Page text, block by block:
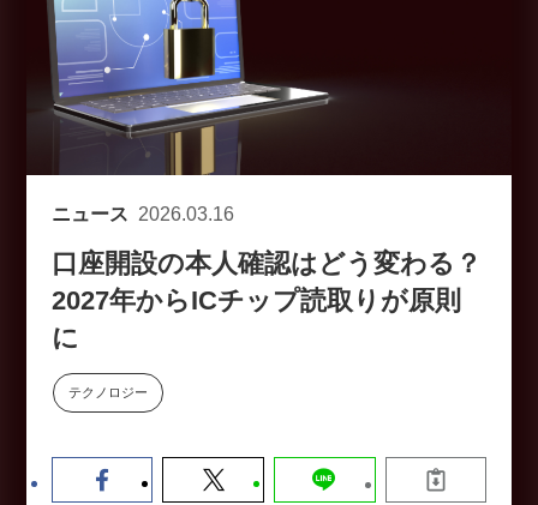
トップページ
特集
動画
お問い合わせ
個人情報保護法について
採用情報
現在開催予定のセミナー
セミナー
非公開: 【8/6開催】AIエージェン
ト時代、日本企業は何から始める
新潮流から学ぶ〜
セミナー
【8/12開催】「イノベーションを
ニュース 2026.03.16
口座開設の本人確認はどう変わる？
2027年からICチップ読取りが原則
に
テクノロジー